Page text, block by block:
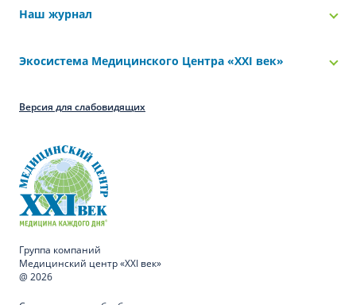
Наш журнал
Экосистема Медицинского Центра «‎XXI век»
Версия для слабовидящих
Группа компаний
Медицинский центр «XXI век»
@ 2026